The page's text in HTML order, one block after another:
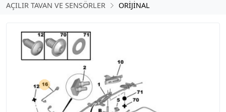
AÇILIR TAVAN VE SENSÖRLER
ORİJİNAL